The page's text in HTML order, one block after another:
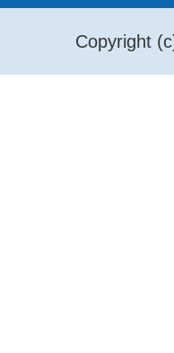
Copyright